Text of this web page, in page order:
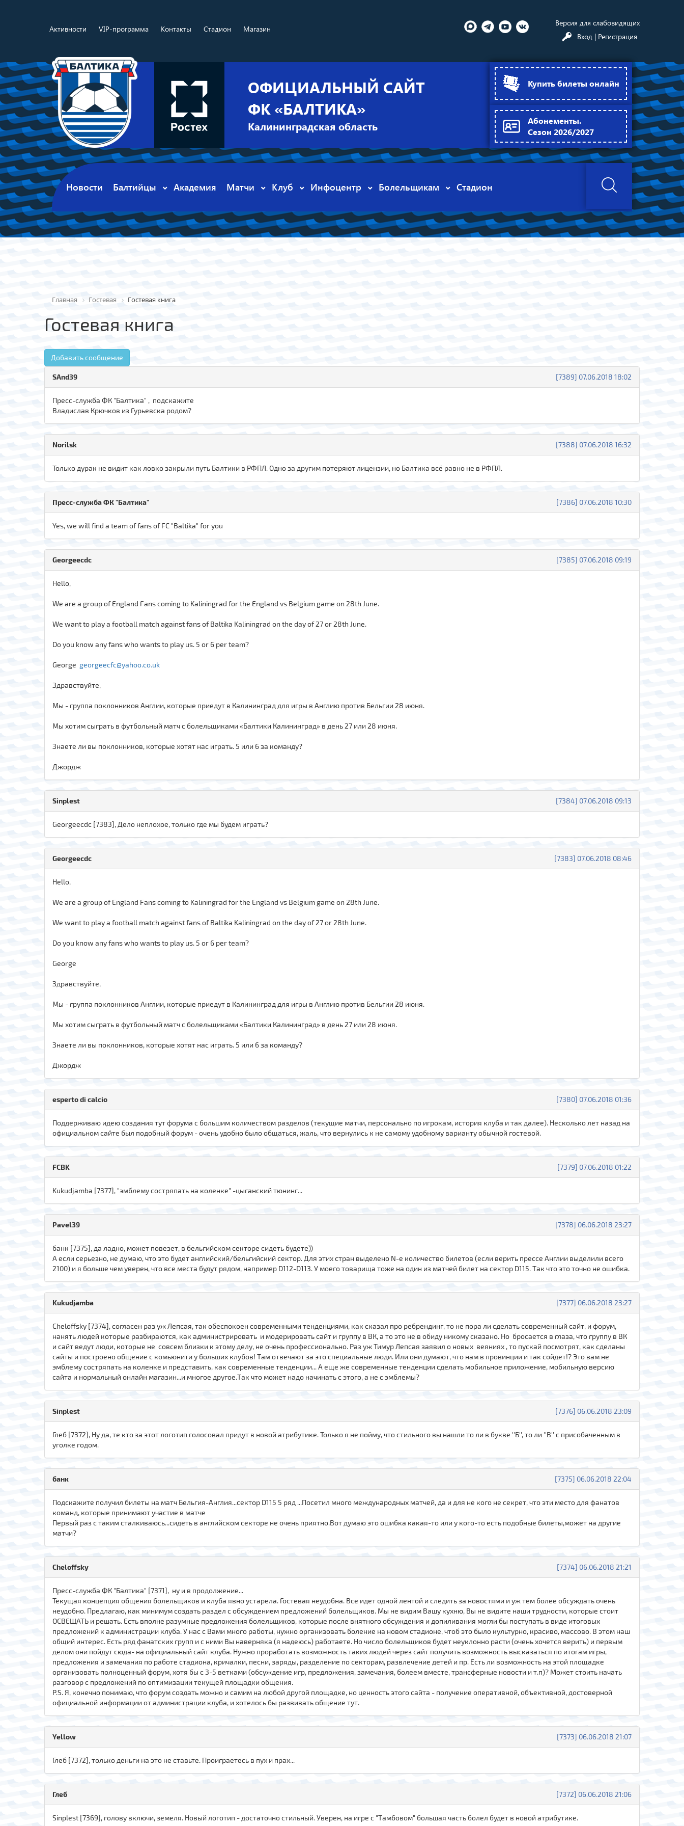
Активности VIP-программа Контакты Стадион Магазин
Версия для слабовидящих
Вход | Регистрация
ОФИЦИАЛЬНЫЙ САЙТ
ФК «БАЛТИКА»
Калининградская область
Купить билеты онлайн
Абонементы.
Сезон 2026/2027
Новости Балтийцы Академия Матчи Клуб Инфоцентр Болельщикам Стадион
Главная Гостевая Гостевая книга
Гостевая книга
Добавить сообщение
[7389] 07.06.2018 18:02
SAnd39
Пресс-служба ФК "Балтика" , подскажите
Владислав Крючков из Гурьевска родом?
[7388] 07.06.2018 16:32
Norilsk
Только дурак не видит как ловко закрыли путь Балтики в РФПЛ. Одно за другим потеряют лицензии, но Балтика всё равно не в РФПЛ.
[7386] 07.06.2018 10:30
Пресс-служба ФК "Балтика"
Yes, we will find a team of fans of FC "Baltika" for you
[7385] 07.06.2018 09:19
Georgeecdc
Hello,
We are a group of England Fans coming to Kaliningrad for the England vs Belgium game on 28th June.
We want to play a football match against fans of Baltika Kaliningrad on the day of 27 or 28th June.
Do you know any fans who wants to play us. 5 or 6 per team?
George georgeecfc@yahoo.co.uk
Здравствуйте,
Мы - группа поклонников Англии, которые приедут в Калининград для игры в Англию против Бельгии 28 июня.
Мы хотим сыграть в футбольный матч с болельщиками «Балтики Калининград» в день 27 или 28 июня.
Знаете ли вы поклонников, которые хотят нас играть. 5 или 6 за команду?
Джордж
[7384] 07.06.2018 09:13
Sinplest
Georgeecdc [7383], Дело неплохое, только где мы будем играть?
[7383] 07.06.2018 08:46
Georgeecdc
Hello,
We are a group of England Fans coming to Kaliningrad for the England vs Belgium game on 28th June.
We want to play a football match against fans of Baltika Kaliningrad on the day of 27 or 28th June.
Do you know any fans who wants to play us. 5 or 6 per team?
George
Здравствуйте,
Мы - группа поклонников Англии, которые приедут в Калининград для игры в Англию против Бельгии 28 июня.
Мы хотим сыграть в футбольный матч с болельщиками «Балтики Калининград» в день 27 или 28 июня.
Знаете ли вы поклонников, которые хотят нас играть. 5 или 6 за команду?
Джордж
[7380] 07.06.2018 01:36
esperto di calcio
Поддерживаю идею создания тут форума с большим количеством разделов (текущие матчи, персонально по игрокам, история клуба и так далее). Несколько лет назад на
официальном сайте был подобный форум - очень удобно было общаться, жаль, что вернулись к не самому удобному варианту обычной гостевой.
[7379] 07.06.2018 01:22
FCBK
Kukudjamba [7377], "эмблему состряпать на коленке" -цыганский тюнинг...
[7378] 06.06.2018 23:27
Pavel39
банк [7375], да ладно, может повезет, в бельгийском секторе сидеть будете))
А если серьезно, не думаю, что это будет английский/бельгийский сектор. Для этих стран выделено N-е количество билетов (если верить прессе Англии выделили всего
2100) и я больше чем уверен, что все места будут рядом, например D112-D113. У моего товарища тоже на один из матчей билет на сектор D115. Так что это точно не ошибка.
[7377] 06.06.2018 23:27
Kukudjamba
Cheloffsky [7374], согласен раз уж Лепсая, так обеспокоен современными тенденциями, как сказал про ребрендинг, то не пора ли сделать современный сайт, и форум,
нанять людей которые разбираются, как администрировать и модерировать сайт и группу в ВК, а то это не в обиду никому сказано. Но бросается в глаза, что группу в ВК
и сайт ведут люди, которые не совсем близки к этому делу, не очень профессионально. Раз уж Тимур Лепсая заявил о новых веяниях , то пускай посмотрят, как сделаны
сайты и построено общение с комьюнити у больших клубов! Там отвечают за это специальные люди. Или они думают, что нам в провинции и так сойдет!? Это вам не
эмблему состряпать на коленке и представить, как современные тенденции... А еще же современные тенденции сделать мобильное приложение, мобильную версию
сайта и нормальный онлайн магазин...и многое другое.Так что может надо начинать с этого, а не с эмблемы?
[7376] 06.06.2018 23:09
Sinplest
Глеб [7372], Ну да, те кто за этот логотип голосовал придут в новой атрибутике. Только я не пойму, что стильного вы нашли то ли в букве ''Б'', то ли ''В'' с присобаченным в
уголке годом.
[7375] 06.06.2018 22:04
банк
Подскажите получил билеты на матч Бельгия-Англия...сектор D115 5 ряд ...Посетил много международных матчей, да и для не кого не секрет, что эти место для фанатов
команд, которые принимают участие в матче
Первый раз с таким сталкиваюсь...сидеть в английском секторе не очень приятно.Вот думаю это ошибка какая-то или у кого-то есть подобные билеты,может на другие
матчи?
[7374] 06.06.2018 21:21
Cheloffsky
Пресс-служба ФК "Балтика" [7371], ну и в продолжение...
Текущая концепция общения болельщиков и клуба явно устарела. Гостевая неудобна. Все идет одной лентой и следить за новостями и уж тем более обсуждать очень
неудобно. Предлагаю, как минимум создать раздел с обсуждением предложений болельщиков. Мы не видим Вашу кухню, Вы не видите наши трудности, которые стоит
ОСВЕЩАТЬ и решать. Есть вполне разумные предложения болельщиков, которые после внятного обсуждения и допиливания могли бы поступать в виде итоговых
предложений к администрации клуба. У нас с Вами много работы, нужно организовать боление на новом стадионе, чтоб это было культурно, красиво, массово. В этом наш
общий интерес. Есть ряд фанатских групп и с ними Вы наверняка (я надеюсь) работаете. Но число болельщиков будет неуклонно расти (очень хочется верить) и первым
делом они пойдут сюда- на официальный сайт клуба. Нужно проработать возможность таких людей через сайт получить возможность высказаться по итогам игры,
предложения и замечания по работе стадиона, кричалки, песни, заряды, разделение по секторам, развлечение детей и пр. Есть ли возможность на этой площадке
организовать полноценный форум, хотя бы с 3-5 ветками (обсуждение игр, предложения, замечания, болеем вместе, трансферные новости и т.п)? Может стоить начать
разговор с предложений по оптимизации текущей площадки общения.
P.S. Я, конечно понимаю, что форум создать можно и самим на любой другой площадке, но ценность этого сайта - получение оперативной, объективной, достоверной
официальной информации от администрации клуба, и хотелось бы развивать общение тут.
[7373] 06.06.2018 21:07
Yellow
Глеб [7372], только деньги на это не ставьте. Проиграетесь в пух и прах...
[7372] 06.06.2018 21:06
Глеб
Sinplest [7369], голову включи, земеля. Новый логотип - достаточно стильный. Уверен, на игре с "Тамбовом" большая часть болел будет в новой атрибутике.